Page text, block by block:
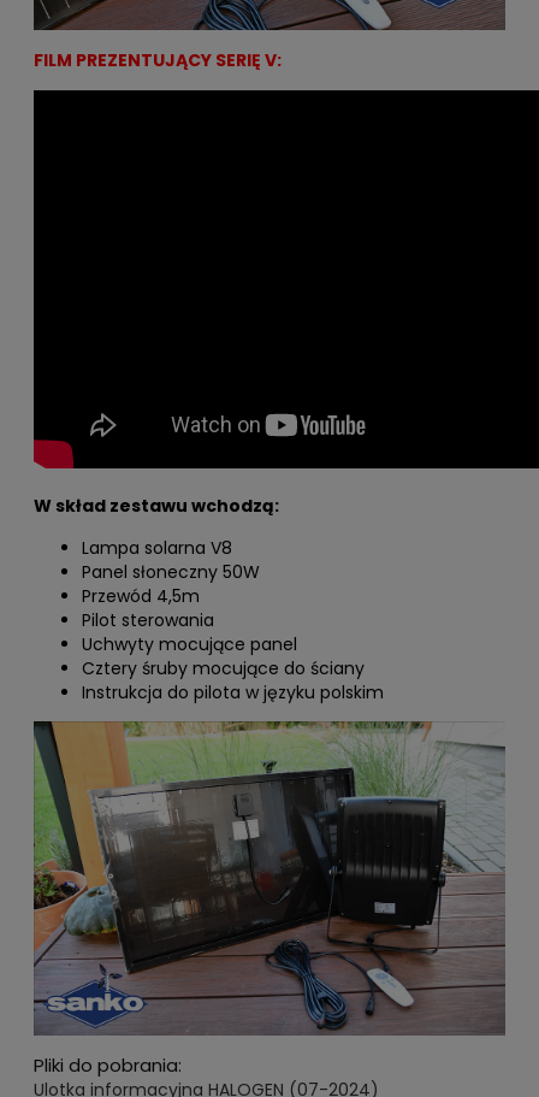
FILM PREZENTUJĄCY SERIĘ V:
W skład zestawu wchodzą:
Lampa solarna V8
Panel słoneczny 50W
Przewód 4,5m
Pilot sterowania
Uchwyty mocujące panel
Cztery śruby mocujące do ściany
Instrukcja do pilota w języku polskim
Pliki do pobrania:
Ulotka informacyjna HALOGEN (07-2024)